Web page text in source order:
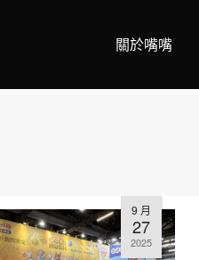
關於嘴嘴
9 月
27
2025